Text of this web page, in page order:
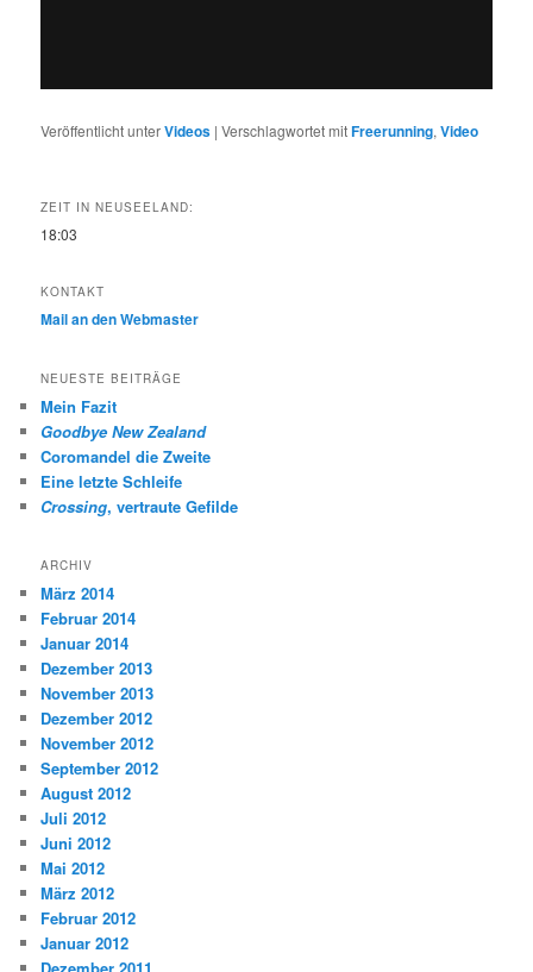
Veröffentlicht unterVideos |Verschlagwortet mitFreerunning,Video
ZEIT IN NEUSEELAND:
18:03
KONTAKT
Mail an den Webmaster
NEUESTE BEITRÄGE
Mein Fazit
Goodbye New Zealand
Coromandel die Zweite
Eine letzte Schleife
Crossing, vertraute Gefilde
ARCHIV
März 2014
Februar 2014
Januar 2014
Dezember 2013
November 2013
Dezember 2012
November 2012
September 2012
August 2012
Juli 2012
Juni 2012
Mai 2012
März 2012
Februar 2012
Januar 2012